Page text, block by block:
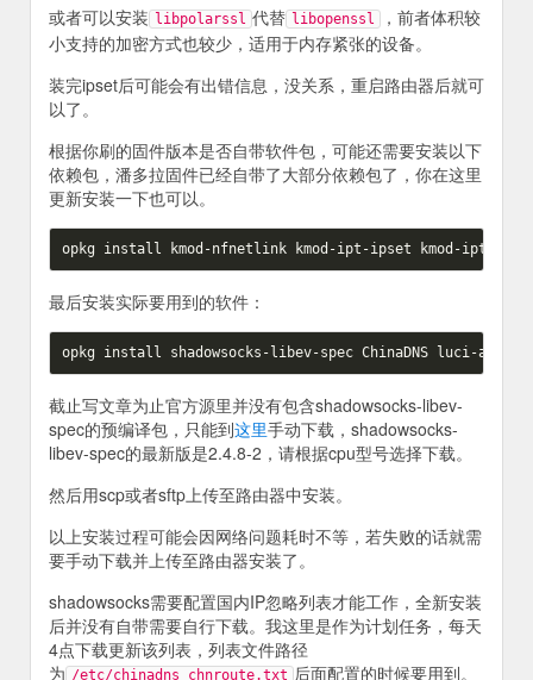
或者可以安装 libpolarssl 代替 libopenssl
，前者体积较
小支持的加密方式也较少，适用于内存紧张的设备。
装完ipset后可能会有出错信息，没关系，重启路由器后就可
以了。
根据你刷的固件版本是否自带软件包，可能还需要安装以下
依赖包，潘多拉固件已经自带了大部分依赖包了，你在这里
更新安装一下也可以。
最后安装实际要用到的软件：
截止写文章为止官方源里并没有包含shadowsocks-libev-
spec的预编译包，只能到这里手动下载，shadowsocks-
libev-spec的最新版是2.4.8-2，请根据cpu型号选择下载。
然后用scp或者sftp上传至路由器中安装。
以上安装过程可能会因网络问题耗时不等，若失败的话就需
要手动下载并上传至路由器安装了。
shadowsocks需要配置国内IP忽略列表才能工作，全新安装
后并没有自带需要自行下载。我这里是作为计划任务，每天
4点下载更新该列表，列表文件路径
为 /etc/chinadns_chnroute.txt 后面配置的时候要用到。